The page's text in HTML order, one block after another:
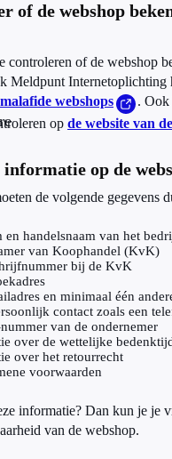
of de webshop
controleren of de webshop
Meldpunt Internetoplichting
webshops
. Ook
op de website van
informatie op de
de volgende gegevens
en handelsnaam van het
van Koophandel (KvK)
bij de KvK
en minimaal één
contact zoals een
van de ondernemer
over de wettelijke
over het retourrecht
voorwaarden
informatie? Dan kun je je
van de webshop.